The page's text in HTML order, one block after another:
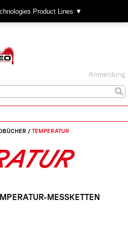
Product Lines ▼
Anmeldung
/ TEMPERATUR
MESSKETTEN